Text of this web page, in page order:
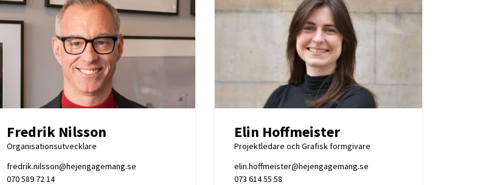
Fredrik Nilsson
Organisationsutvecklare
fredrik.nilsson@hejengagemang.se
070 589 72 14
Elin Hoffmeister
Projektledare och Grafisk formgivare
elin.hoffmeister@hejengagemang.se
073 614 55 58